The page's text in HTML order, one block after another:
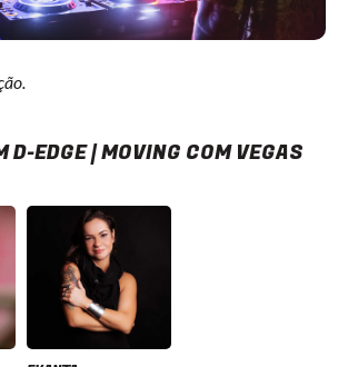
EDGE | MOVING COM VEGAS